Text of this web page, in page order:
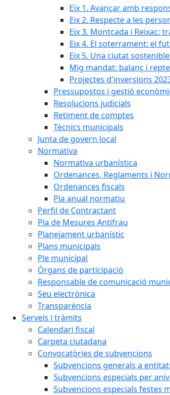
Eix 1. Avançar amb
Eix 2. Respecte a les
Eix 3. Montcada i Reixac:
Eix 4. El soterrament: el
Eix 5. Una ciutat
Mig mandat: balanç i
Projectes d'inversions
Pressupostos i gestió
Resolucions judicials
Retiment de comptes
Tècnics municipals
Junta de govern local
Normativa
Normativa urbanística
Ordenances, Reglaments i
Ordenances fiscals
Pla anual normatiu
Perfil de Contractant
Pla de Mesures Antifrau
Planejament urbanístic
Plans municipals
Ple municipal
Òrgans de participació
Responsable de comunicació
Seu electrònica
Transparència
Serveis i tràmits
Calendari fiscal
Carpeta ciutadana
Convocatòries de subvencions
Subvencions generals a
Subvencions especials per
Subvencions especials festes